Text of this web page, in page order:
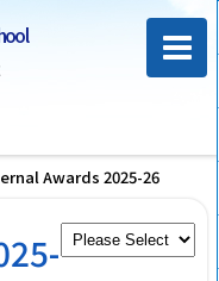
Awards 2025-26